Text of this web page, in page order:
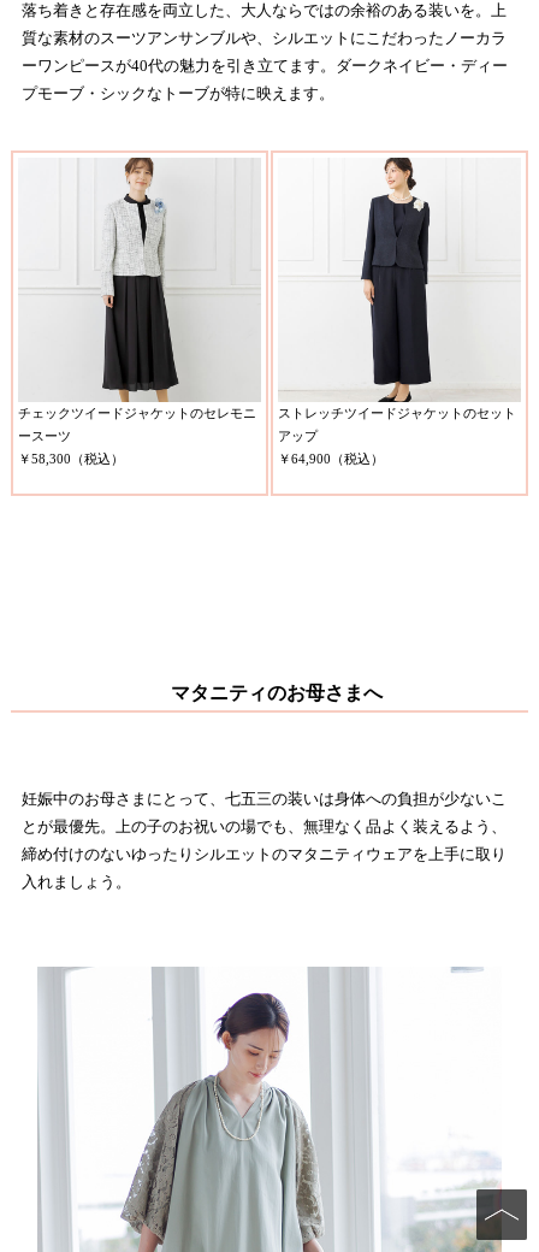
落ち着きと存在感を両立した、大人ならではの余裕のある装いを。上
質な素材のスーツアンサンブルや、シルエットにこだわったノーカラ
ーワンピースが40代の魅力を引き立てます。ダークネイビー・ディー
プモーブ・シックなトーブが特に映えます。
チェックツイードジャケットのセレモニ
ースーツ
￥58,300（税込）
ストレッチツイードジャケットのセット
アップ
￥64,900（税込）
マタニティのお母さまへ
妊娠中のお母さまにとって、七五三の装いは身体への負担が少ないこ
とが最優先。上の子のお祝いの場でも、無理なく品よく装えるよう、
締め付けのないゆったりシルエットのマタニティウェアを上手に取り
入れましょう。